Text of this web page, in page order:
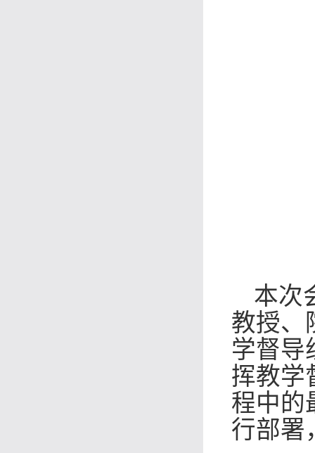
本次
教授、
学督导
挥教学
程中的
行部署